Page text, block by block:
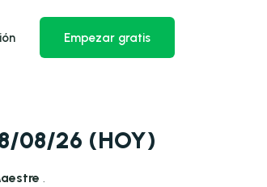
Empezar gratis
08/26 (HOY)
.